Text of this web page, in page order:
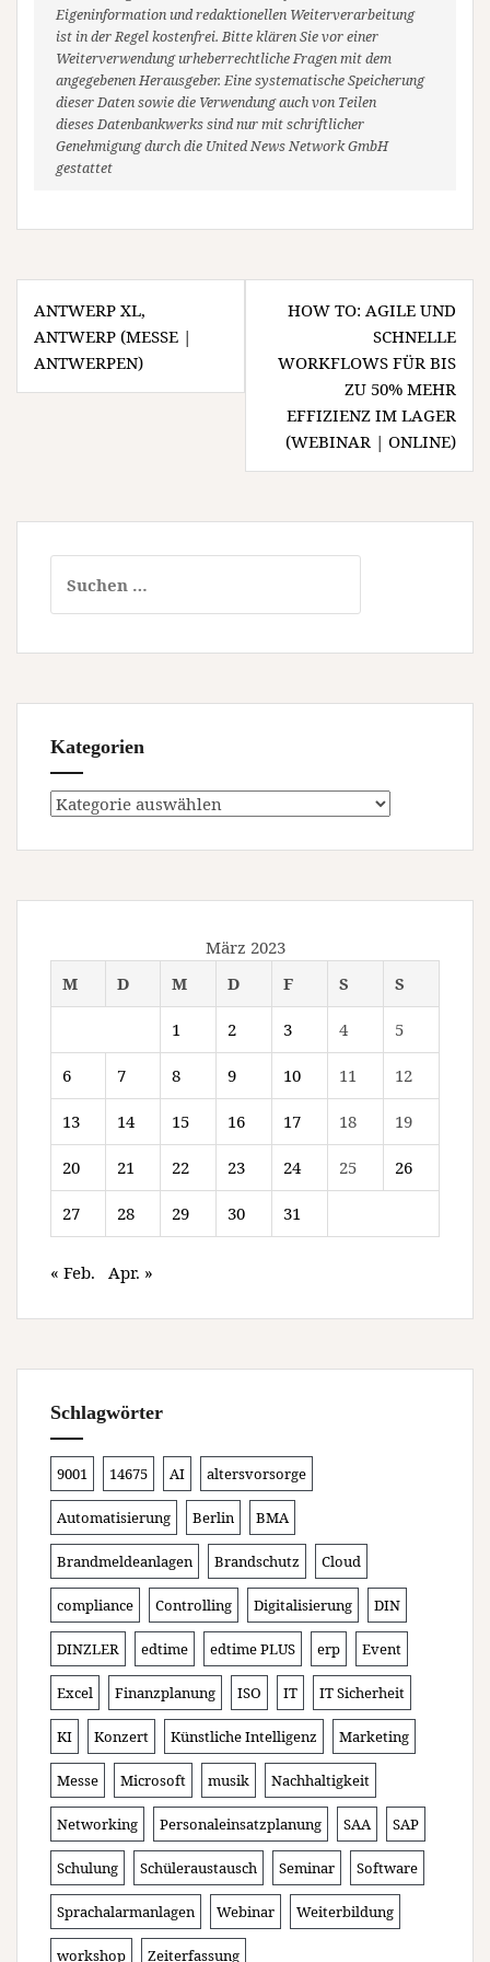
Eigeninformation und redaktionellen Weiterverarbeitung
ist in der Regel kostenfrei. Bitte klären Sie vor einer
Weiterverwendung urheberrechtliche Fragen mit dem
angegebenen Herausgeber. Eine systematische Speicherung
dieser Daten sowie die Verwendung auch von Teilen
dieses Datenbankwerks sind nur mit schriftlicher
Genehmigung durch die United News Network GmbH
gestattet
Beitragsnavigation
ANTWERP XL,
ANTWERP (MESSE |
ANTWERPEN)
HOW TO: AGILE UND
SCHNELLE
WORKFLOWS FÜR BIS
ZU 50% MEHR
EFFIZIENZ IM LAGER
(WEBINAR | ONLINE)
nach:
Kategorien
Kategorien
März 2023
M
D M D F S S
1 2 3 4 5
6 7 8 9 10 11 12
13 14 15 16 17 18 19
20 21 22 23 24 25 26
27 28 29 30 31
« Feb. Apr. »
Schlagwörter
9001 14675 AI altersvorsorge
Automatisierung Berlin BMA
Brandmeldeanlagen Brandschutz Cloud
compliance Controlling Digitalisierung DIN
DINZLER edtime edtime PLUS erp Event
Excel Finanzplanung ISO IT IT Sicherheit
KI Konzert Künstliche Intelligenz Marketing
Messe Microsoft musik Nachhaltigkeit
Networking Personaleinsatzplanung SAA SAP
Schulung Schüleraustausch Seminar Software
Sprachalarmanlagen Webinar Weiterbildung
workshop Zeiterfassung